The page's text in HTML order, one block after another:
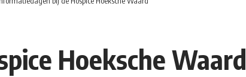
Hoeksche Waard